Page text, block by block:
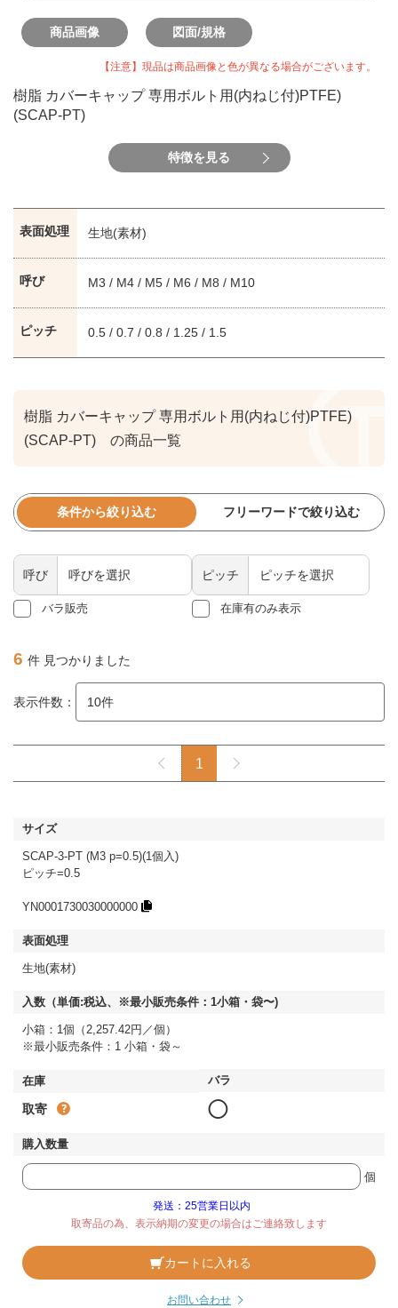
商品画像 図面/規格
【注意】現品は商品画像と色が異なる場合がございます。
樹脂 カバーキャップ 専用ボルト用(内ねじ付)PTFE)
(SCAP-PT)
特徴を見る
表面処理 生地(素材)
呼び M3 / M4 / M5 / M6 / M8 / M10
ピッチ 0.5 / 0.7 / 0.8 / 1.25 / 1.5
樹脂 カバーキャップ 専用ボルト用(内ねじ付)PTFE)
(SCAP-PT) の商品一覧
条件から絞り込む フリーワードで絞り込む
呼び ピッチ
バラ販売 在庫有のみ表示
6 件 見つかりました
表示件数：
1
SCAP-3-PT (M3 p=0.5)(1個入)
ピッチ=0.5
YN0001730030000000
生地(素材)
小箱：1個（2,257.42円／個）
※最小販売条件：1 小箱・袋～
取寄 ◯
個
発送：25営業日以内
取寄品の為、表示納期の変更の場合はご連絡致します
カートに入れる
お問い合わせ